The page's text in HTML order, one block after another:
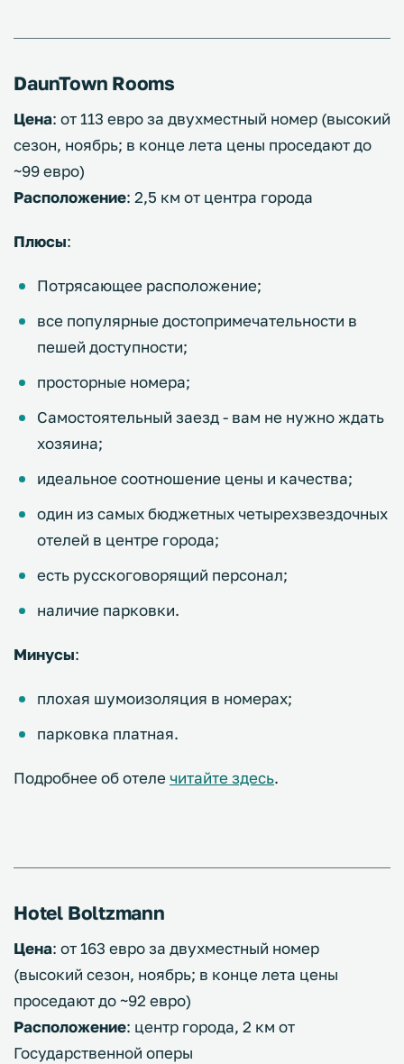
DaunTown Rooms
Цена: от 113 евро за двухместный номер (высокий
сезон, ноябрь; в конце лета цены проседают до
~99 евро)
Расположение: 2,5 км от центра города
Плюсы:
Потрясающее расположение;
все популярные достопримечательности в
пешей доступности;
просторные номера;
Самостоятельный заезд - вам не нужно ждать
хозяина;
идеальное соотношение цены и качества;
один из самых бюджетных четырехзвездочных
отелей в центре города;
есть русскоговорящий персонал;
наличие парковки.
Минусы:
плохая шумоизоляция в номерах;
парковка платная.
Подробнее об отеле читайте здесь.
Hotel Boltzmann
Цена: от 163 евро за двухместный номер
(высокий сезон, ноябрь; в конце лета цены
проседают до ~92 евро)
Расположение: центр города, 2 км от
Государственной оперы